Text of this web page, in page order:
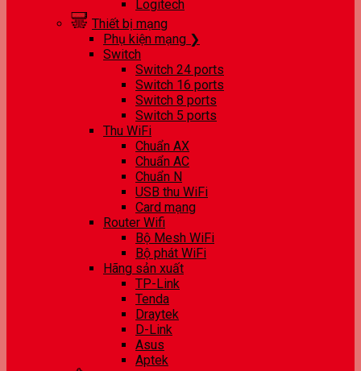
Logitech
Thiết bị mạng
Phụ kiện mạng ❯
Switch
Switch 24 ports
Switch 16 ports
Switch 8 ports
Switch 5 ports
Thu WiFi
Chuẩn AX
Chuẩn AC
Chuẩn N
USB thu WiFi
Card mạng
Router Wifi
Bộ Mesh WiFi
Bộ phát WiFi
Hãng sản xuất
TP-Link
Tenda
Draytek
D-Link
Asus
Aptek